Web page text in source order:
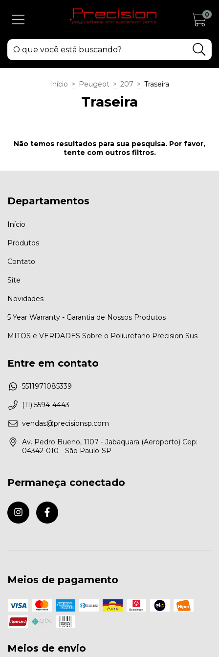
0
Início > Peugeot > 207 > Traseira
Traseira
Não temos resultados para sua pesquisa. Por favor,
tente com outros filtros.
Departamentos
Início
Produtos
Contato
Site
Novidades
5 Year Warranty - Garantia de Nossos Produtos
MITOS e VERDADES Sobre o Poliuretano Precision Sus
Entre em contato
5511971085339
(11) 5594-4443
vendas@precisionsp.com
Av. Pedro Bueno, 1107 - Jabaquara (Aeroporto) Cep:
04342-010 - São Paulo-SP
Permaneça conectado
Meios de pagamento
Meios de envio